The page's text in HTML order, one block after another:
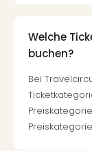
Welche
buchen?
Bei